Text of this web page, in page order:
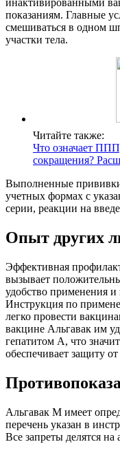
инактивированными
показаниям. Главные
смешиваться в одном
участки тела.
Читайте также:
Что означает
сокращения?
Выполненные
учетных формах с
серии, реакции на
Опыт других
Эффективная
вызывает
удобство применения
Инструкция по
легко провести
вакцине Альгавак им
гепатитом A, что
обеспечивает защиту
Альгавак М имеет
перечень указан в
Все запреты делятся